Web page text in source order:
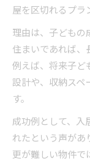
屋を区切れるプラ
理由は、子どもの
住まいであれば、
例えば、将来子ど
設計や、収納スペ
す。
成功例として、入
れたという声があ
更が難しい物件で